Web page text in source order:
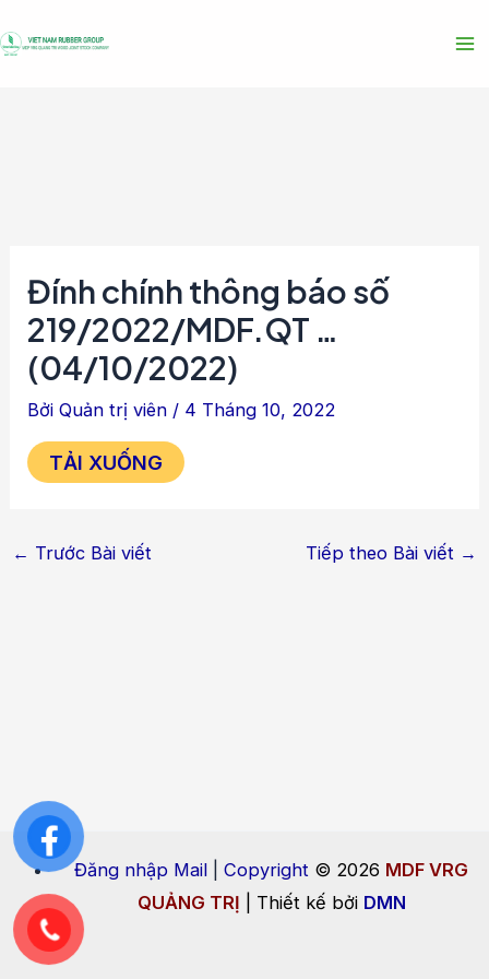
tới
Đính chính thông báo số
219/2022/MDF.QT …
(04/10/2022)
BởiQuản trị viên / 4 Tháng 10, 2022
TẢI XUỐNG
hướng
← Trước Bài viết Tiếp theo Bài viết →
Đăng nhập Mail |Copyright © 2026 MDF VRG
QUẢNG TRỊ | Thiết kế bởi DMN